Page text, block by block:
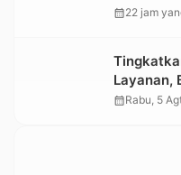
dan
calendar_month22 jam
Layanan,
Pensiunan
calendar_monthRabu, 5